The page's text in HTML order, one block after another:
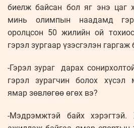
биелж байсан бол яг энэ цаг
минь олимпын наадамд
оролцсон 50 жилийн ой
гэрэл зургаар үзэсгэлэн гаргаж
-Гэрэл зураг дарах
гэрэл зурагчин болох хүсэл
ямар зөвлөгөө өгөх вэ?
-Мэдрэмжтэй байх